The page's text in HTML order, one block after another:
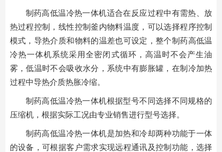
制药高低温冷热一体机适合在反应过程中有需热、放
热过程控制，线性控制釜内物料温度，可以选择程序控制
模式，导热介质和物料的温差也可设定，整个制药高低温
冷热一体机系统采用全密闭式循环，高温时不会产生油
雾，低温时不会吸收水分，系统中有膨胀罐，在制冷加热
过程中导热介质热胀冷缩。
制药高低温冷热一体机根据型号不同选择不同规格的
压缩机，根据实际工况由专业销售进行型号选择。
制药高低温冷热一体机是加热和冷却两种功能于一体
的设备，可根据客户需求实现远程通讯及控制功能，选择